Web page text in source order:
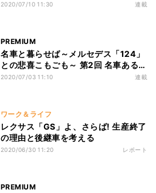
せるまでが大変? 交換部品続出の納車
2020/07/10 11:30 連載
PREMIUM
名車と暮らせば～メルセデス「124」
との悲喜こもごも～ 第2回 名車あるあ
る? 「S124」は購入価格と維持費が
2020/07/03 11:10 連載
ワーク＆ライフ
レクサス「GS」よ、さらば! 生産終了
の理由と後継車を考える
2020/06/30 11:20 レポート
PREMIUM